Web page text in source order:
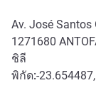
Av. José Santos
1271680
ชิลี
พิกัด:-